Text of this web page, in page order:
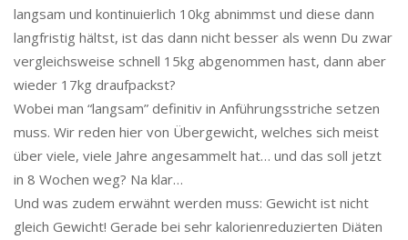
langsam und kontinuierlich 10kg abnimmst und diese dann
langfristig hältst, ist das dann nicht besser als wenn Du zwar
vergleichsweise schnell 15kg abgenommen hast, dann aber
wieder 17kg draufpackst?
Wobei man “langsam” definitiv in Anführungsstriche setzen
muss. Wir reden hier von Übergewicht, welches sich meist
über viele, viele Jahre angesammelt hat… und das soll jetzt
in 8 Wochen weg? Na klar…
Und was zudem erwähnt werden muss: Gewicht ist nicht
gleich Gewicht! Gerade bei sehr kalorienreduzierten Diäten